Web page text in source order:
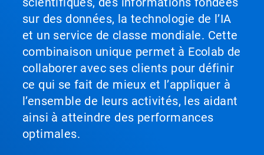
sur des données, la technologie de l’IA
et un service de classe mondiale. Cette
combinaison unique permet à Ecolab de
collaborer avec ses clients pour définir
ce qui se fait de mieux et l’appliquer à
l’ensemble de leurs activités, les aidant
ainsi à atteindre des performances
optimales.